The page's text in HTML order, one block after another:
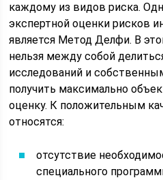
каждому из видов риска.
экспертной оценки рисков
является Метод Делфи. В
нельзя между собой
исследований и
получить максимально
оценку. К положительным
относятся:
отсутствие
специального